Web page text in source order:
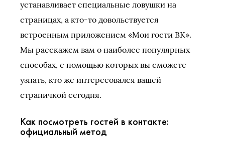
устанавливает специальные ловушки на
страницах, а кто-то довольствуется
встроенным приложением «Мои гости ВК».
Мы расскажем вам о наиболее популярных
способах, с помощью которых вы сможете
узнать, кто же интересовался вашей
страничкой сегодня.
Как посмотреть гостей в контакте:
официальный метод